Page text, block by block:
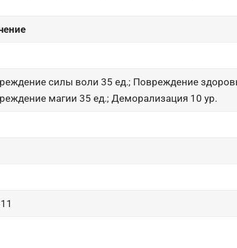
силы воли 35 ед.; Повреждение
магии 35 ед.; Деморализация 10 ур.